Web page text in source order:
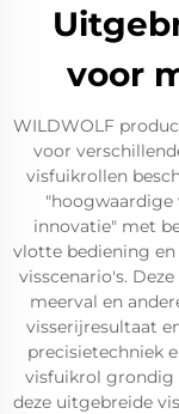
voor
WILDWOLF
voor
visfuikrollen
"hoogwaardige
innovatie" met
vlotte bediening
visscenario's.
meerval en
visserijresultaat
precisietechniek
visfuikrol grondig
deze uitgebreide